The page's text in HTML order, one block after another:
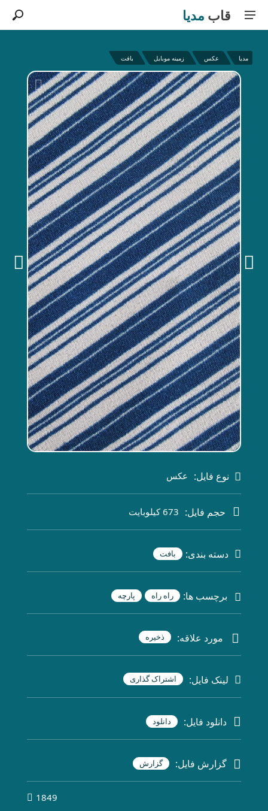
قاب مدیا
مدیا عکس زمینه موبایل بافت
نوع فایل: عکس
حجم فایل: 673 کیلوبایت
دسته بندی: بافت
برچسب ها: راه راه پارچه
مورد علاقه: ذخیره
لینک فایل: اشتراک گذاری
دانلود فایل: دانلود
گزارش فایل: گزارش
1849